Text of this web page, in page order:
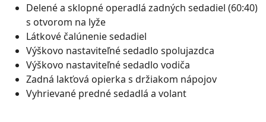
Delené a sklopné operadlá zadných sedadiel (60:40)
s otvorom na lyže
Látkové čalúnenie sedadiel
Výškovo nastaviteľné sedadlo spolujazdca
Výškovo nastaviteľné sedadlo vodiča
Zadná lakťová opierka s držiakom nápojov
Vyhrievané predné sedadlá a volant